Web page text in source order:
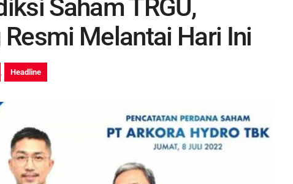
Saham TRGU,
Resmi Melantai Hari Ini
Headline